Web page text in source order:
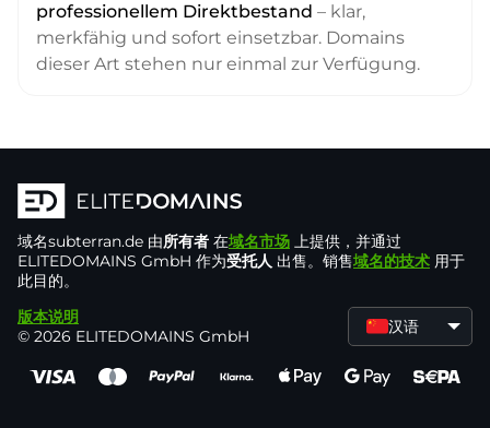
professionellem Direktbestand – klar,
merkfähig und sofort einsetzbar. Domains
dieser Art stehen nur einmal zur Verfügung.
域名subterran.de 由所有者 在域名市场 上提供，并通过
ELITEDOMAINS GmbH 作为受托人 出售。销售域名的技术 用于
此目的。
版本说明
© 2026 ELITEDOMAINS GmbH
汉语